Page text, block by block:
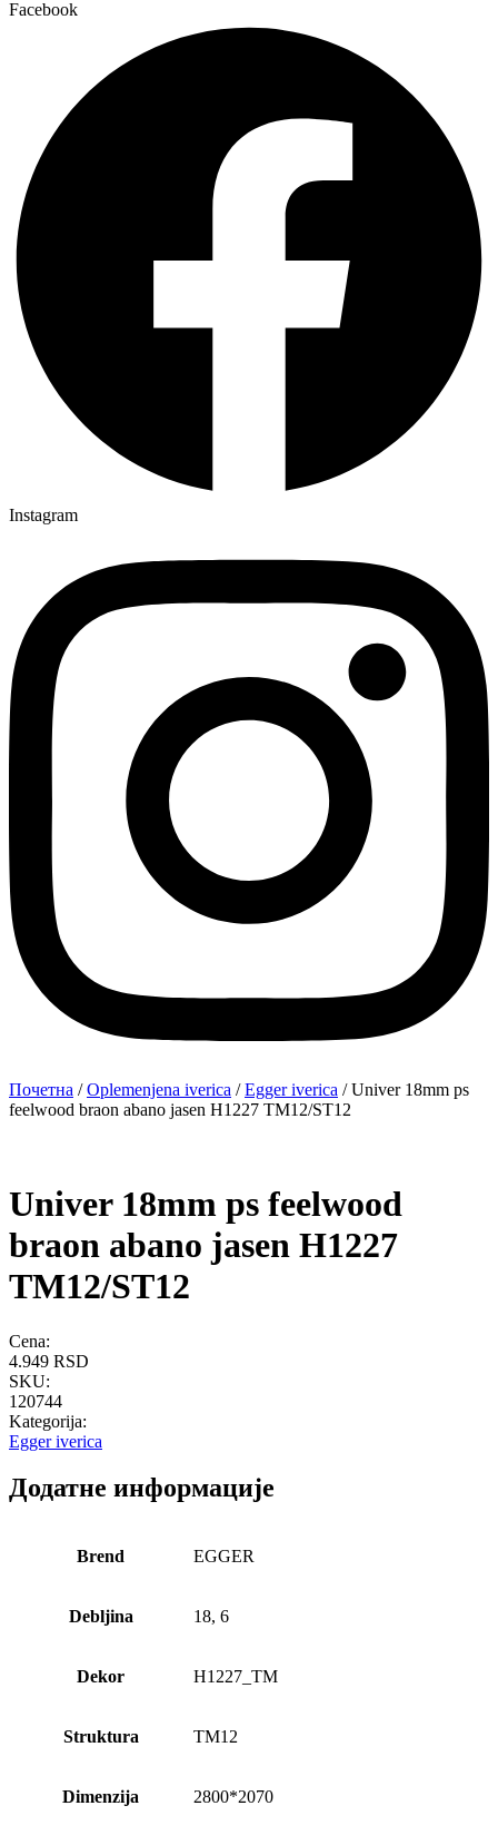
Facebook
Instagram
Почетна /Oplemenjena iverica /Egger iverica / Univer 18mm ps
feelwood braon abano jasen H1227 TM12/ST12
Univer 18mm ps feelwood
braon abano jasen H1227
TM12/ST12
Cena:
4.949 RSD
SKU:
120744
Kategorija:
Egger iverica
Додатне информације
Brend EGGER
Debljina 18, 6
Dekor H1227_TM
Struktura TM12
Dimenzija 2800*2070